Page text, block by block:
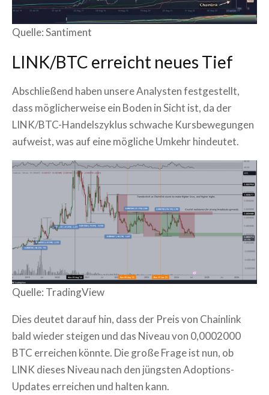
Quelle: Santiment
LINK/BTC erreicht neues Tief
Abschließend haben unsere Analysten festgestellt,
dass möglicherweise ein Boden in Sicht ist, da der
LINK/BTC-Handelszyklus schwache Kursbewegungen
aufweist, was auf eine mögliche Umkehr hindeutet.
Quelle: TradingView
Dies deutet darauf hin, dass der Preis von Chainlink
bald wieder steigen und das Niveau von 0,0002000
BTC erreichen könnte. Die große Frage ist nun, ob
LINK dieses Niveau nach den jüngsten Adoptions-
Updates erreichen und halten kann.